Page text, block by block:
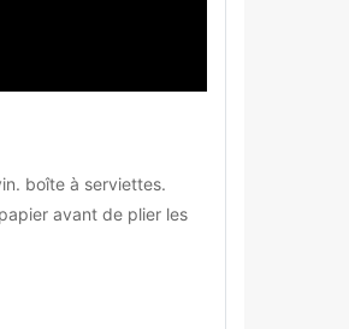
boîte à serviettes.
avant de plier les